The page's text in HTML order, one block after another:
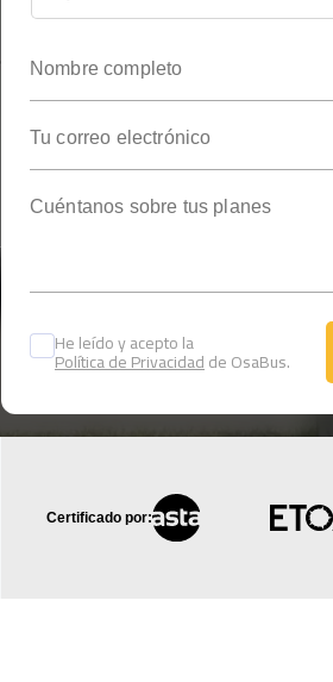
He leído y acepto la
Política de Privacidadde OsaBus.
Certificado por: